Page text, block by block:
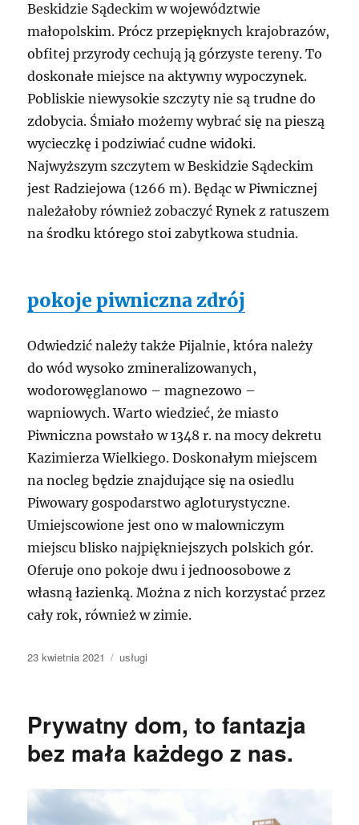
Beskidzie Sądeckim w województwie
małopolskim. Prócz przepięknych krajobrazów,
obfitej przyrody cechują ją górzyste tereny. To
doskonałe miejsce na aktywny wypoczynek.
Pobliskie niewysokie szczyty nie są trudne do
zdobycia. Śmiało możemy wybrać się na pieszą
wycieczkę i podziwiać cudne widoki.
Najwyższym szczytem w Beskidzie Sądeckim
jest Radziejowa (1266 m). Będąc w Piwnicznej
należałoby również zobaczyć Rynek z ratuszem
na środku którego stoi zabytkowa studnia.
pokoje piwniczna zdrój
Odwiedzić należy także Pijalnie, która należy
do wód wysoko zmineralizowanych,
wodorowęglanowo – magnezowo –
wapniowych. Warto wiedzieć, że miasto
Piwniczna powstało w 1348 r. na mocy dekretu
Kazimierza Wielkiego. Doskonałym miejscem
na nocleg będzie znajdujące się na osiedlu
Piwowary gospodarstwo agloturystyczne.
Umiejscowione jest ono w malowniczym
miejscu blisko najpiękniejszych polskich gór.
Oferuje ono pokoje dwu i jednoosobowe z
własną łazienką. Można z nich korzystać przez
cały rok, również w zimie.
Data
23 kwietnia 2021 Kategorie
usługi
Prywatny dom, to fantazja
bez mała każdego z nas.